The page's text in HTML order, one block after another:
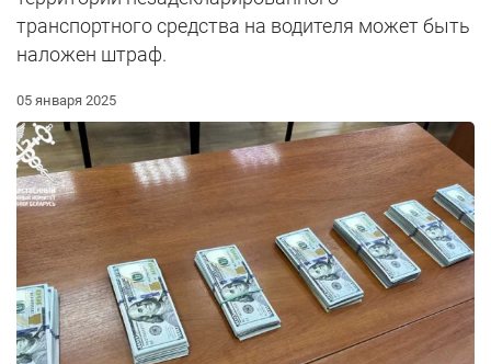
транспортного средства на водителя может быть
наложен штраф.
05 января 2025